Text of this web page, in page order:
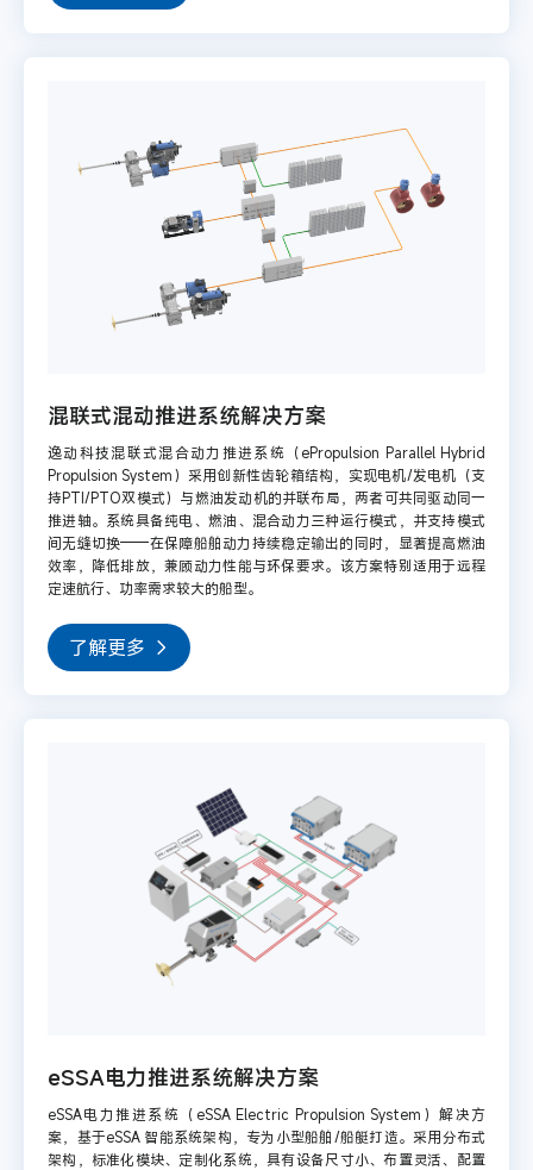
混联式混动推进系统解决方案
逸动科技混联式混合动力推进系统（ePropulsion Parallel Hybrid
Propulsion System）采用创新性齿轮箱结构，实现电机/发电机（支
持PTI/PTO双模式）与燃油发动机的并联布局，两者可共同驱动同一
推进轴。系统具备纯电、燃油、混合动力三种运行模式，并支持模式
间无缝切换——在保障船舶动力持续稳定输出的同时，显著提高燃油
效率，降低排放，兼顾动力性能与环保要求。该方案特别适用于远程
定速航行、功率需求较大的船型。
了解更多
eSSA电力推进系统解决方案
eSSA电力推进系统（eSSA Electric Propulsion System）解决方
案，基于eSSA 智能系统架构，专为小型船舶/船艇打造。采用分布式
架构，标准化模块、定制化系统，具有设备尺寸小、布置灵活、配置